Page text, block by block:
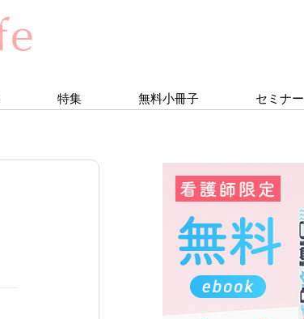
特集 無料小冊子 セミナー